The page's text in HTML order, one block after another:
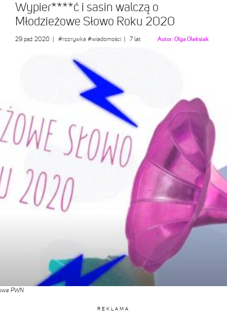
Wypier****ć i sasin walczą o
Młodzieżowe Słowo Roku 2020
29 paź 2020 #rozrywka #wiadomości | 7 lat Autor:Olga Oleksiak
PWN
REKLAMA